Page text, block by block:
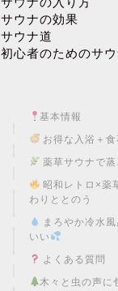
サウナの効果
サウナ道
初心者のためのサ
基本情報
お得な入浴＋
薬草サウナで蒸
昭和レトロ×薬
わりととのう
まろやか冷水
いい
よくある質問
木々と虫の声に